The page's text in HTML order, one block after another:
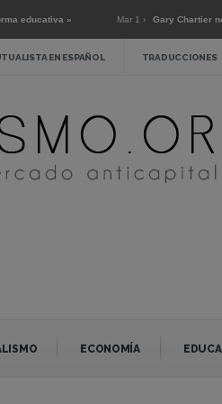
» Gary Chartier nos
EN ESPAÑOL TRADUCCIONES
ECONOMÍA